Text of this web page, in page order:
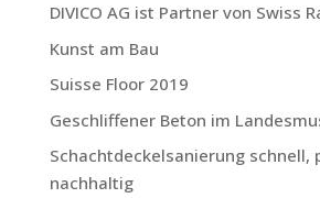
DIVICO AG ist Part­ner von Swiss
Kunst am Bau
Suis­se Flo­or 2019
Geschlif­fe­ner Beton im
Schacht­de­ckel­sa­nie­rung schnell,
nachhaltig